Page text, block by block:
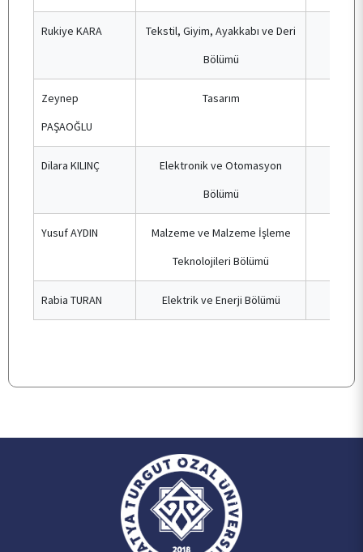
BÖLÜMLER
ÖĞRENCİ
Rukiye KARA
Tekstil, Giyim, Ayakkabı ve Deri
Bölümü
Zeynep
PAŞAOĞLU
Tasarım
Dilara KILINÇ
Elektronik ve Otomasyon
Bölümü
Yusuf AYDIN
Malzeme ve Malzeme İşleme
Teknolojileri Bölümü
Rabia TURAN Elektrik ve Enerji Bölümü